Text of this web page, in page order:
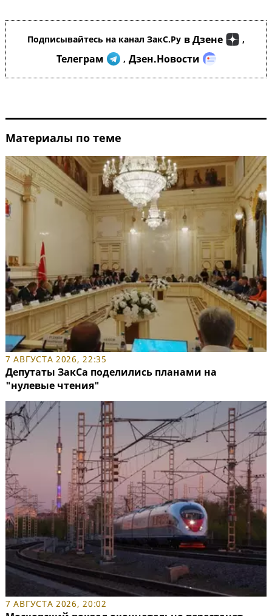
Подписывайтесь на канал ЗакС.Ру в Дзене ,
Телеграм , Дзен.Новости
Материалы по теме
7 АВГУСТА 2026, 22:35
Депутаты ЗакСа поделились планами на
"нулевые чтения"
7 АВГУСТА 2026, 20:02